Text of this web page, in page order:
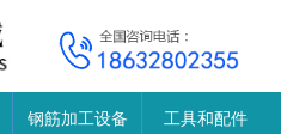
钢筋加工设备 工具和配件